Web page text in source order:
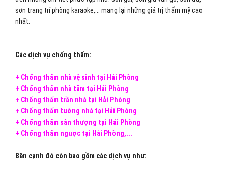
sơn trang trí phòng karaoke,... mang lại những giá trị thẩm mỹ cao
nhất.
Các dịch vụ chống thấm:
+ Chống thấm nhà vệ sinh tại Hải Phòng
+ Chống thấm nhà tắm tại Hải Phòng
+ Chống thấm trần nhà tại Hải Phòng
+ Chống thấm tường nhà tại Hải Phòng
+ Chống thấm sân thượng tại Hải Phòng
+ Chống thấm ngược tại Hải Phòng,...
Bên cạnh đó còn bao gồm các dịch vụ như: